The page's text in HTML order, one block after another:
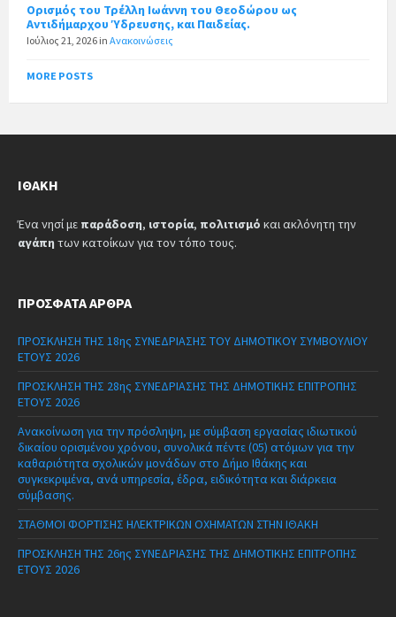
Ορισμός του Τρέλλη Ιωάννη του Θεοδώρου ως
Αντιδήμαρχου Ύδρευσης, και Παιδείας.
Ιούλιος 21, 2026 in Ανακοινώσεις
MORE POSTS
ΙΘΆΚΗ
Ένα νησί με παράδοση, ιστορία, πολιτισμό και ακλόνητη την
αγάπη των κατοίκων για τον τόπο τους.
ΠΡΌΣΦΑΤΑ ΆΡΘΡΑ
ΠΡΟΣΚΛΗΣΗ ΤΗΣ 18ης ΣΥΝΕΔΡΙΑΣΗΣ ΤΟΥ ΔΗΜΟΤΙΚΟΥ ΣΥΜΒΟΥΛΙΟΥ
ΕΤΟΥΣ 2026
ΠΡΟΣΚΛΗΣΗ ΤΗΣ 28ης ΣΥΝΕΔΡΙΑΣΗΣ ΤΗΣ ΔΗΜΟΤΙΚΗΣ ΕΠΙΤΡΟΠΗΣ
ΕΤΟΥΣ 2026
Ανακοίνωση για την πρόσληψη, με σύμβαση εργασίας ιδιωτικού
δικαίου ορισμένου χρόνου, συνολικά πέντε (05) ατόμων για την
καθαριότητα σχολικών μονάδων στο Δήμο Ιθάκης και
συγκεκριμένα, ανά υπηρεσία, έδρα, ειδικότητα και διάρκεια
σύμβασης.
ΣΤΑΘΜΟΙ ΦΟΡΤΙΣΗΣ ΗΛΕΚΤΡΙΚΩΝ ΟΧΗΜΑΤΩΝ ΣΤΗΝ ΙΘΑΚΗ
ΠΡΟΣΚΛΗΣΗ ΤΗΣ 26ης ΣΥΝΕΔΡΙΑΣΗΣ ΤΗΣ ΔΗΜΟΤΙΚΗΣ ΕΠΙΤΡΟΠΗΣ
ΕΤΟΥΣ 2026